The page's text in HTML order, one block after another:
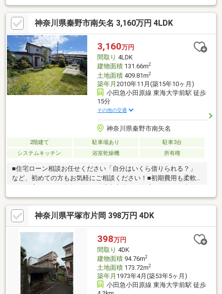
ても活用できます♪◆収納豊富な間取りに加え約6.9帖の納戸を備
え、季節物や趣味用品もしっかり収納可能！ ◆対面式キッチン採
用でご家族との会話を楽しみながらお料理できます♪ ◆カースペ
ース1台分を確保し、お車をお持ちの方にもおすすめです！ ◆小
田急小田原線「鶴巻温泉」駅・「伊勢原」駅の2駅利用可能でアク
セスも便利♪ ◆ぜひ現地で陽当たりや開放感、広いお庭をご体感
ください！
神奈川県秦野市南矢名 3,160万円 4LDK
3,160万円
間取り 4LDK
建物面積131.66m2
土地面積409.81m2
築年月 2010年11月(築15年10ヶ月)
小田急小田原線 東海大学前駅 徒歩
15分
その他の交通
神奈川県秦野市南矢名
2階建て 駐車場あり
駐車3台
システムキッチン
浴室乾燥機 所有権
■住宅ローン相談お任せください「自分はいくら借りられる？」
など、初めての方もお気軽にご相談ください！■初期費用も柔軟
開物件のご紹介可能ネット掲載前の物件情報もご紹介できます！
■住み替え・売却相談も対応「売ってから買う」「先に買いた
い」どちらもご相談可能です。■ローンに不安がある方もご相談
ください勤続年数・お車ローン・他のお借入れがある方もまずは
ご相談ください。■ご見学予約受付中平日夜・お仕事終わりのご
案内も対応しております！■ネット公開物件、ほぼ全てご紹介可
能弊社以外掲載物件も同日にまとめてご紹介可
神奈川県平塚市片岡 398万円 4DK
398万円
間取り 4DK
建物面積94.76m2
土地面積173.72m2
築年月 1973年4月(築53年5ヶ月)
小田急小田原線 東海大学前駅 徒歩